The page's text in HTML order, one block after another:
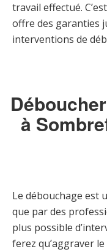
travail effectué.
offre des garanties
interventions de
à
Le débouchage est
que par des
plus possible
ferez qu’aggraver